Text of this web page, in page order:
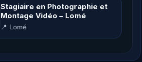
Stagiaire en Photographie et
Montage Vidéo – Lomé
📍 Lomé